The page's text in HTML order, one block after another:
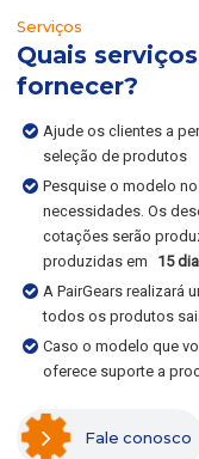
Serviços
Quais
fornecer?
Ajude os clientes a
seleção de produtos
Pesquise o modelo
necessidades. Os
cotações serão
produzidas em
15
A PairGears realizará
todos os produtos
Caso o modelo que
oferece suporte a
Fale conosco